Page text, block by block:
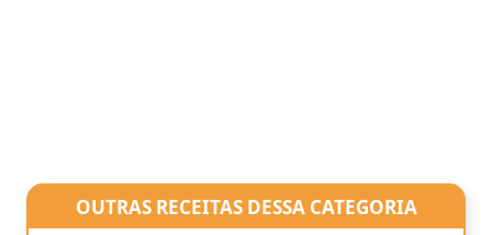
OUTRAS RECEITAS DESSA CATEGORIA